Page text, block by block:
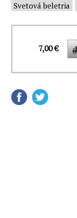
Svetová beletria
7,00 €